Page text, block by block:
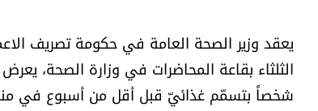
يعقد وزير الصحة العامة في حكومة تصريف
الثلثاء بقاعة المحاضرات في وزارة الصحة،
شخصاً بتسمّم غذائيّ قبل أقل من أسبوع في